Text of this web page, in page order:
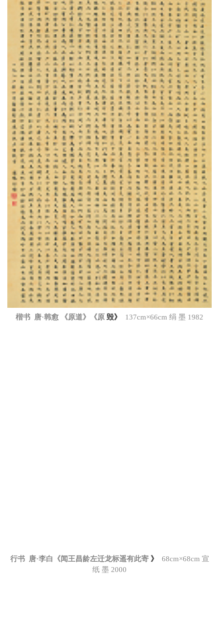
楷书 唐·韩愈 《原道》《原 毁》 137cm×66cm 绢 墨 1982
行书 唐·李白《闻王昌龄左迁龙标遥有此寄 》 68cm×68cm 宣
纸 墨 2000